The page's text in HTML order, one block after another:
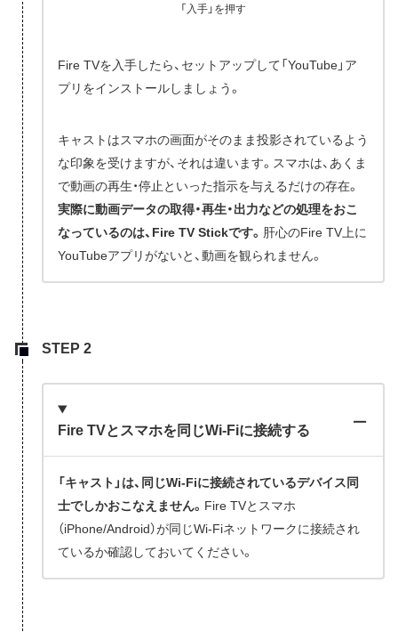
「入手」を押す
Fire TVを入手したら、セットアップして「YouTube」ア
プリをインストールしましょう。
キャストはスマホの画面がそのまま投影されているよう
な印象を受けますが、それは違います。スマホは、あくま
で動画の再生・停止といった指示を与えるだけの存在。
実際に動画データの取得・再生・出力などの処理をおこ
なっているのは、Fire TV Stickです。 肝心のFire TV上に
YouTubeアプリがないと、動画を観られません。
Fire TVとスマホを同じWi-Fiに接続する
「キャスト」は、同じWi-Fiに接続されているデバイス同
士でしかおこなえません。 Fire TVとスマホ
（iPhone/Android）が同じWi-Fiネットワークに接続され
ているか確認しておいてください。